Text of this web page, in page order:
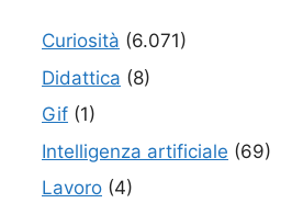
Curiosità (6.071)
Didattica (8)
Gif (1)
Intelligenza artificiale (69)
Lavoro (4)